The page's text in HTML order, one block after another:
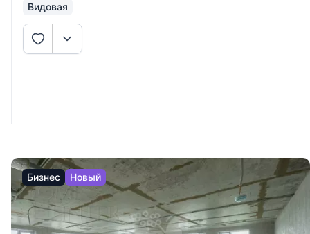
Видовая
Бизнес Новый